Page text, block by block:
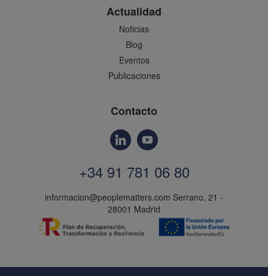
Actualidad
Noticias
Blog
Eventos
Publicaciones
Contacto
+34 91 781 06 80
informacion@peoplematters.com Serrano, 21 -
28001 Madrid